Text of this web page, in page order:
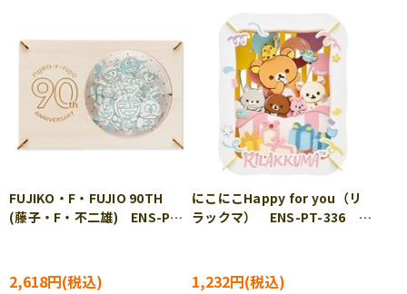
FUJIKO・F・FUJIO 90TH
(藤子・F・不二雄) ENS-PT-
2,618円
にこにこHappy for you（リ
ラックマ） ENS-PT-336
1,232円